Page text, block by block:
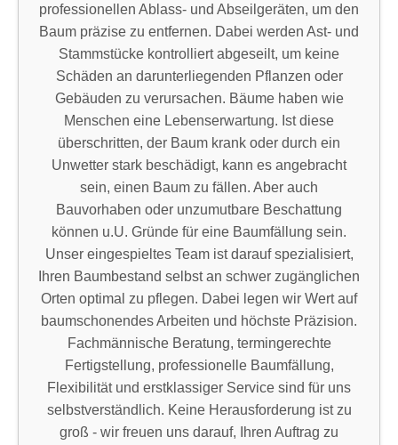
professionellen Ablass- und Abseilgeräten, um den
Baum präzise zu entfernen. Dabei werden Ast- und
Stammstücke kontrolliert abgeseilt, um keine
Schäden an darunterliegenden Pflanzen oder
Gebäuden zu verursachen. Bäume haben wie
Menschen eine Lebenserwartung. Ist diese
überschritten, der Baum krank oder durch ein
Unwetter stark beschädigt, kann es angebracht
sein, einen Baum zu fällen. Aber auch
Bauvorhaben oder unzumutbare Beschattung
können u.U. Gründe für eine Baumfällung sein.
Unser eingespieltes Team ist darauf spezialisiert,
Ihren Baumbestand selbst an schwer zugänglichen
Orten optimal zu pflegen. Dabei legen wir Wert auf
baumschonendes Arbeiten und höchste Präzision.
Fachmännische Beratung, termingerechte
Fertigstellung, professionelle Baumfällung,
Flexibilität und erstklassiger Service sind für uns
selbstverständlich. Keine Herausforderung ist zu
groß - wir freuen uns darauf, Ihren Auftrag zu